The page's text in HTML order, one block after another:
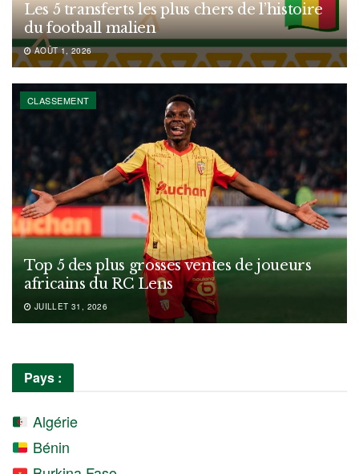
Les 5 transferts les plus chers de l’histoire
du football malien
AOÛT 1, 2026
CLASSEMENT
Top 5 des plus grosses ventes de joueurs
africains du RC Lens
JUILLET 31, 2026
Pays :
Algérie
Bénin